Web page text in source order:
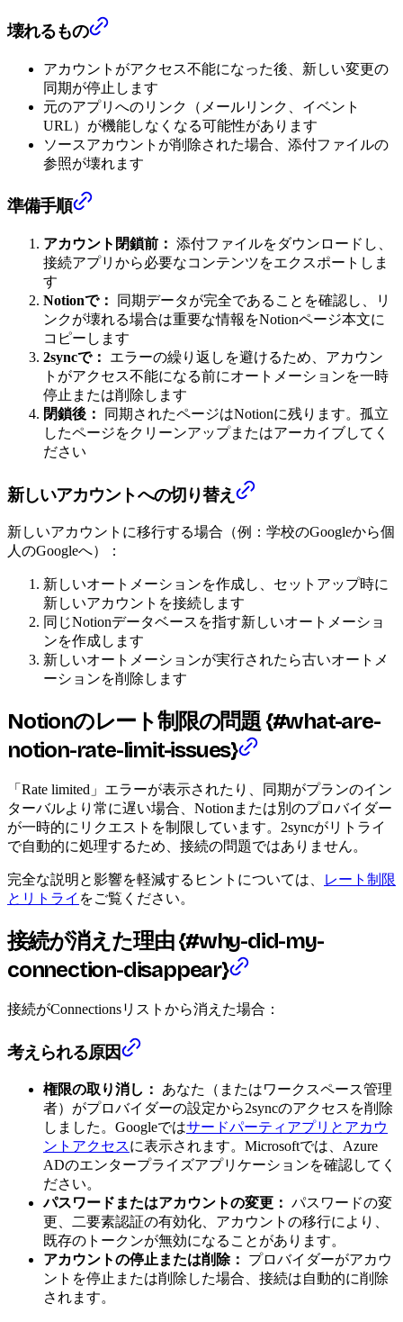
壊れるもの
アカウントがアクセス不能になった後、新しい変更の
同期が停止します
元のアプリへのリンク（メールリンク、イベント
URL）が機能しなくなる可能性があります
ソースアカウントが削除された場合、添付ファイルの
参照が壊れます
準備手順
アカウント閉鎖前： 添付ファイルをダウンロードし、
接続アプリから必要なコンテンツをエクスポートしま
す
Notionで：
同期データが完全であることを確認し、リ
ンクが壊れる場合は重要な情報をNotionページ本文に
コピーします
2syncで：
エラーの繰り返しを避けるため、アカウン
トがアクセス不能になる前にオートメーションを一時
停止または削除します
閉鎖後：
同期されたページはNotionに残ります。孤立
したページをクリーンアップまたはアーカイブしてく
ださい
新しいアカウントへの切り替え
新しいアカウントに移行する場合（例：学校のGoogleから個
人のGoogleへ）：
新しいオートメーションを作成し、セットアップ時に
新しいアカウントを接続します
同じNotionデータベースを指す新しいオートメーショ
ンを作成します
新しいオートメーションが実行されたら古いオートメ
ーションを削除します
Notionのレート制限の問題 {#what-are-
notion-rate-limit-issues}
「Rate limited」エラーが表示されたり、同期がプランのイン
ターバルより常に遅い場合、Notionまたは別のプロバイダー
が一時的にリクエストを制限しています。2syncがリトライ
で自動的に処理するため、接続の問題ではありません。
完全な説明と影響を軽減するヒントについては、
レート制限
とリトライ をご覧ください。
接続が消えた理由 {#why-did-my-
connection-disappear}
接続がConnectionsリストから消えた場合：
考えられる原因
権限の取り消し：
あなた（またはワークスペース管理
者）がプロバイダーの設定から2syncのアクセスを削除
しました。Googleではサードパーティアプリとアカウ
ントアクセスに表示されます。Microsoftでは、Azure
ADのエンタープライズアプリケーションを確認してく
ださい。
パスワードまたはアカウントの変更： パスワードの変
更、二要素認証の有効化、アカウントの移行により、
既存のトークンが無効になることがあります。
アカウントの停止または削除：
プロバイダーがアカウ
ントを停止または削除した場合、接続は自動的に削除
されます。